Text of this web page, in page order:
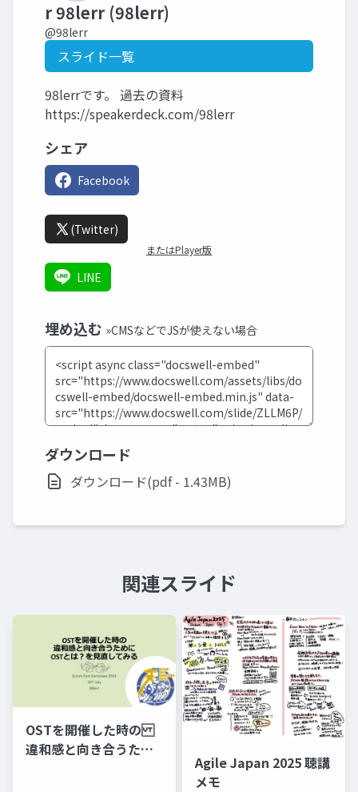
r 98lerr (98lerr)
@98lerr
スライド一覧
98lerrです。 過去の資料
https://speakerdeck.com/98lerr
シェア
Facebook
(Twitter)
またはPlayer版
LINE
埋め込む »CMSなどでJSが使えない場合
ダウンロード
ダウンロード(pdf - 1.43MB)
関連スライド
OSTを開催した時の
違和感と向き合うため
Agile Japan 2025 聴講
メモ